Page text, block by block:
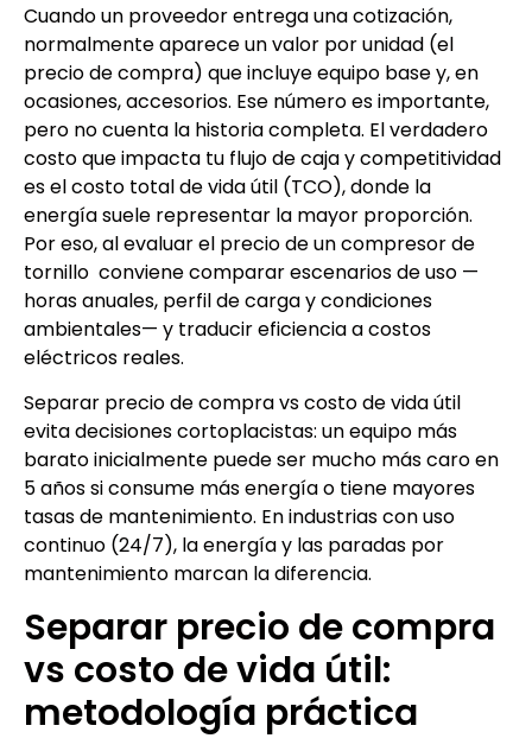
Cuando un proveedor entrega una cotización,
normalmente aparece un valor por unidad (el
precio de compra) que incluye equipo base y, en
ocasiones, accesorios. Ese número es importante,
pero no cuenta la historia completa. El verdadero
costo que impacta tu flujo de caja y competitividad
es el costo total de vida útil (TCO), donde la
energía suele representar la mayor proporción.
Por eso, al evaluar el precio de un compresor de
tornillo conviene comparar escenarios de uso —
horas anuales, perfil de carga y condiciones
ambientales— y traducir eficiencia a costos
eléctricos reales.
Separar precio de compra vs costo de vida útil
evita decisiones cortoplacistas: un equipo más
barato inicialmente puede ser mucho más caro en
5 años si consume más energía o tiene mayores
tasas de mantenimiento. En industrias con uso
continuo (24/7), la energía y las paradas por
mantenimiento marcan la diferencia.
Separar precio de compra
vs costo de vida útil:
metodología práctica